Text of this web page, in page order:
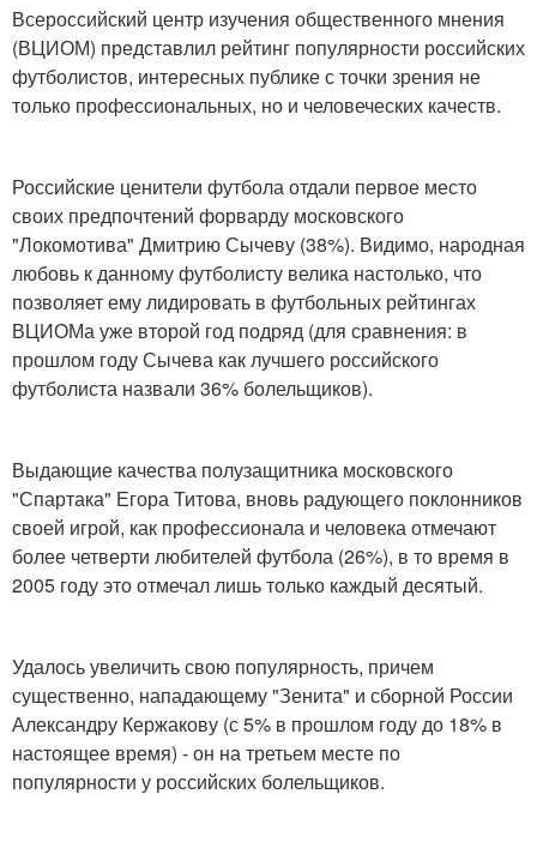
Всероссийский центр изучения общественного мнения
(ВЦИОМ) представлил рейтинг популярности российских
футболистов, интересных публике с точки зрения не
только профессиональных, но и человеческих качеств.
Российские ценители футбола отдали первое место
своих предпочтений форварду московского
"Локомотива" Дмитрию Сычеву (38%). Видимо, народная
любовь к данному футболисту велика настолько, что
позволяет ему лидировать в футбольных рейтингах
ВЦИОМа уже второй год подряд (для сравнения: в
прошлом году Сычева как лучшего российского
футболиста назвали 36% болельщиков).
Выдающие качества полузащитника московского
"Спартака" Егора Титова, вновь радующего поклонников
своей игрой, как профессионала и человека отмечают
более четверти любителей футбола (26%), в то время в
2005 году это отмечал лишь только каждый десятый.
Удалось увеличить свою популярность, причем
существенно, нападающему "Зенита" и сборной России
Александру Кержакову (с 5% в прошлом году до 18% в
настоящее время) - он на третьем месте по
популярности у российских болельщиков.